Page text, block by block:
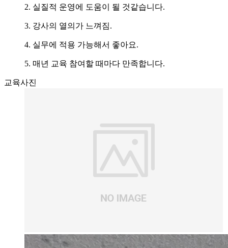
2. 실질적 운영에 도움이 될 것같습니다.
3. 강사의 열의가 느껴짐.
4. 실무에 적용 가능해서 좋아요.
5. 매년 교육 참여할 때마다 만족합니다.
교육사진